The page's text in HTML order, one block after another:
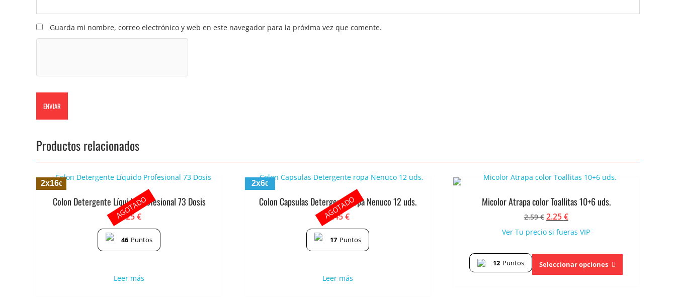
Guarda mi nombre, correo electrónico y web en este navegador para la próxima vez que comente.
Productos relacionados
2x16€
Colon Detergente Líquido Profesional 73 Dosis
9.25€
46 Puntos
Leer más
AGOTADO
2x6€
Colon Capsulas Detergente ropa Nenuco 12 uds.
3.45€
17 Puntos
Leer más
AGOTADO Micolor Atrapa color Toallitas 10+6 uds.
2.59€ El
precio
original
2.59 €.
2.25€El
precio
actual
2.25 €.
Ver Tu precio si fueras VIP
12 Puntos Seleccionar opciones
Este
tiene